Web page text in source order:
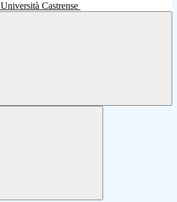
Università Castrense